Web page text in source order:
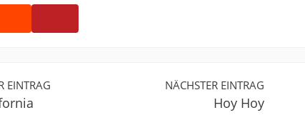
EINTRAG NÄCHSTER EINTRAG
Hoy Hoy